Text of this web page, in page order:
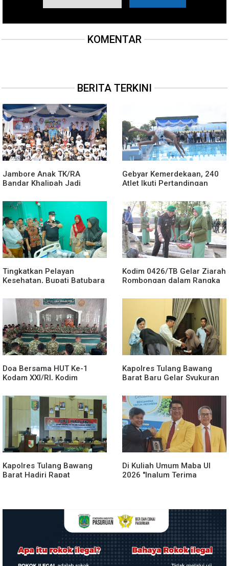
KOMENTAR
BERITA TERKINI
Jambore Anak TK/RA
Bandar Khalipah Jadi
Gebyar Kemerdekaan, 240
Atlet Ikuti Pertandingan
Tingkatkan Pelayan
Kesehatan, Bupati Batubara
Zulkarnain
Kodim 0426/TB Gelar Ziarah
Rombongan dalam Rangka
Inten
Doa Bersama HUT Ke-1
Kodam XXI/RI, Kodim
Syukur dan Kebersamaan
Kapolres Tulang Bawang
Barat Baru Gelar Syukuran
Dinas, Doa Bersama Anak
Yatim Warnai Momen
Khidmat
Kapolres Tulang Bawang
Barat Hadiri Rapat
Di Kuliah Umum Maba UI
2026 "Inalum Terima